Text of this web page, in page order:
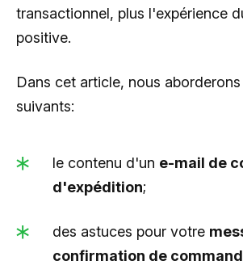
transactionnel, plus l'expérience
positive.
Dans cet article, nous
suivants:
le contenu d'un e-mail de
d'expédition;
des astuces pour votre
confirmation de